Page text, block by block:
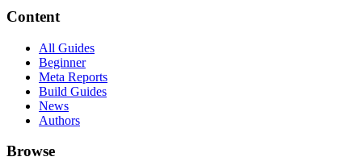
Content
All Guides
Beginner
Meta Reports
Build Guides
News
Authors
Browse